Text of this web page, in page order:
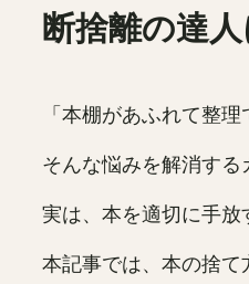
断捨離の達
「本棚があふれて整
そんな悩みを解消する
実は、本を適切に手放
本記事では、本の捨て